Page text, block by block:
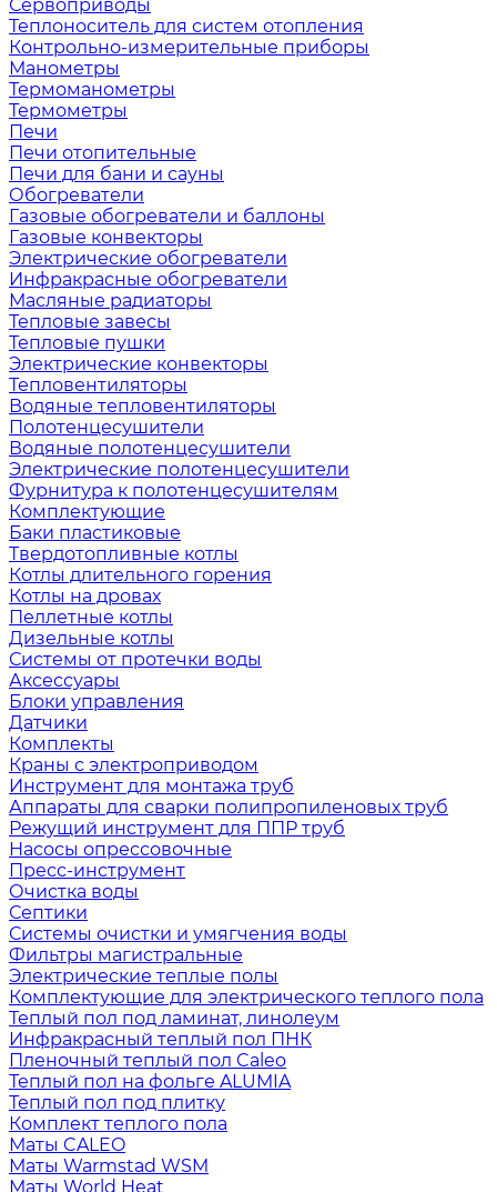
Сервоприводы
Теплоноситель для систем отопления
Контрольно-измерительные приборы
Манометры
Термоманометры
Термометры
Печи
Печи отопительные
Печи для бани и сауны
Обогреватели
Газовые обогреватели и баллоны
Газовые конвекторы
Электрические обогреватели
Инфракрасные обогреватели
Масляные радиаторы
Тепловые завесы
Тепловые пушки
Электрические конвекторы
Тепловентиляторы
Водяные тепловентиляторы
Полотенцесушители
Водяные полотенцесушители
Электрические полотенцесушители
Фурнитура к полотенцесушителям
Комплектующие
Баки пластиковые
Твердотопливные котлы
Котлы длительного горения
Котлы на дровах
Пеллетные котлы
Дизельные котлы
Системы от протечки воды
Аксессуары
Блоки управления
Датчики
Комплекты
Краны с электроприводом
Инструмент для монтажа труб
Аппараты для сварки полипропиленовых труб
Режущий инструмент для ППР труб
Насосы опрессовочные
Пресс-инструмент
Очистка воды
Септики
Системы очистки и умягчения воды
Фильтры магистральные
Электрические теплые полы
Комплектующие для электрического теплого пола
Теплый пол под ламинат, линолеум
Инфракрасный теплый пол ПНК
Пленочный теплый пол Caleo
Теплый пол на фольге ALUMIA
Теплый пол под плитку
Комплект теплого пола
Маты CALEO
Маты Warmstad WSM
Маты World Heat